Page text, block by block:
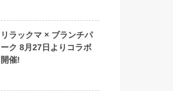
リラックマ × ブランチパ
ーク 8月27日よりコラボ
開催!